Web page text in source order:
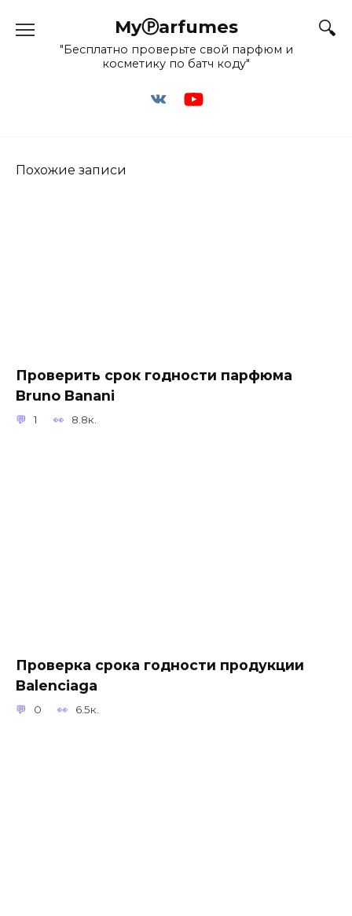
содержанию
MyⓅarfumes
"Бесплатно проверьте свой парфюм и
косметику по батч коду"
Похожие записи
Проверить срок годности парфюма
Bruno Banani
1 8.8к.
Проверка срока годности продукции
Balenciaga
0 6.5к.